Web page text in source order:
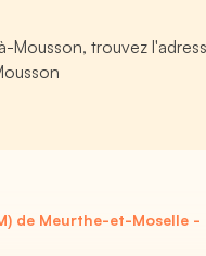
Mousson, trouvez
de Meurthe-et-Moselle